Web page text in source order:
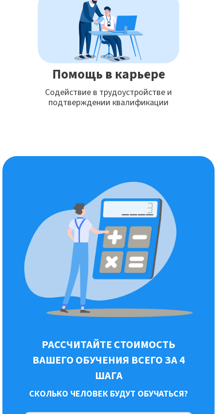
Помощь в карьере
Содействие в трудоустройстве и
подтверждении квалификации
РАССЧИТАЙТЕ СТОИМОСТЬ
ВАШЕГО ОБУЧЕНИЯ ВСЕГО ЗА 4
ШАГА
СКОЛЬКО ЧЕЛОВЕК БУДУТ ОБУЧАТЬСЯ?